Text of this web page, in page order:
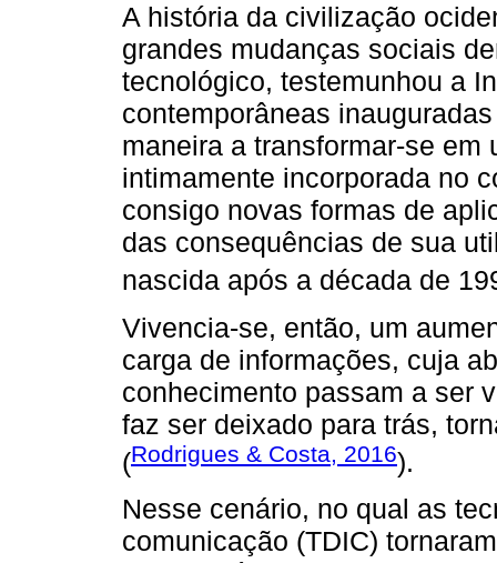
A história da civilização
grandes mudanças sociais
tecnológico, testemunhou a
contemporâneas
maneira a transformar-se
intimamente incorporada no
consigo novas formas de
das consequências de sua
nascida após a década de
Vivencia-se, então, um
carga de informações, cuja
conhecimento passam a ser
faz ser deixado para trás,
(Rodrigues & Costa, 2016).
Nesse cenário, no qual as
comunicação (TDIC)